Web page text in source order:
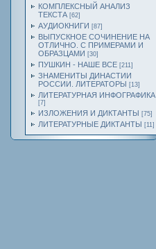
КОМПЛЕКСНЫЙ АНАЛИЗ
ТЕКСТА [62]
АУДИОКНИГИ [87]
ВЫПУСКНОЕ СОЧИНЕНИЕ НА
ОТЛИЧНО. С ПРИМЕРАМИ И
ОБРАЗЦАМИ [30]
ПУШКИН - НАШЕ ВСЕ [211]
ЗНАМЕНИТЫ ДИНАСТИИ
РОССИИ. ЛИТЕРАТОРЫ [13]
ЛИТЕРАТУРНАЯ ИНФОГРАФИКА
[7]
ИЗЛОЖЕНИЯ И ДИКТАНТЫ [75]
ЛИТЕРАТУРНЫЕ ДИКТАНТЫ [11]